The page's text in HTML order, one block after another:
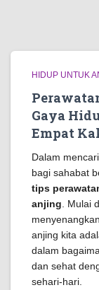
HIDUP UNTUK
Gaya
Empat
Dalam
bagi sahabat
tips
anjing . Mulai
anjing kita
dalam
dan sehat
sehari-hari.